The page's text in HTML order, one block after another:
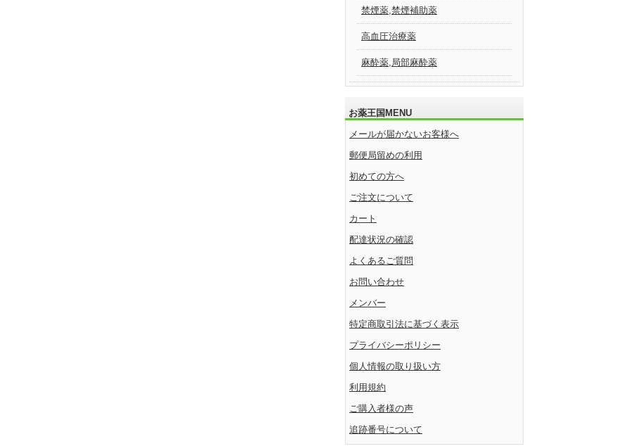
禁煙薬,禁煙補助薬
高血圧治療薬
麻酔薬,局部麻酔薬
お薬王国MENU
メールが届かないお客様へ
郵便局留めの利用
初めての方へ
ご注文について
カート
配達状況の確認
よくあるご質問
お問い合わせ
メンバー
特定商取引法に基づく表示
プライバシーポリシー
個人情報の取り扱い方
利用規約
ご購入者様の声
追跡番号について